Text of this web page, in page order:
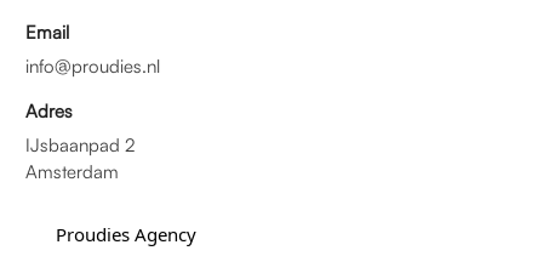
Email
info@proudies.nl
Adres
IJsbaanpad 2
Amsterdam
Proudies Agency